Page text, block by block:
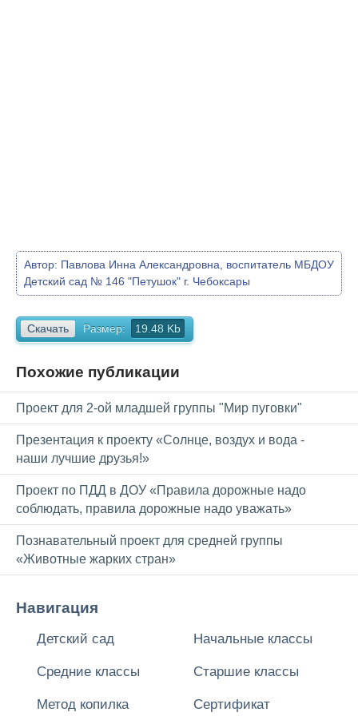
Автор: Павлова Инна Александровна, воспитатель МБДОУ
Детский сад № 146 "Петушок" г. Чебоксары
Скачать Размер: 19.48 Kb
Похожие публикации
Проект для 2-ой младшей группы "Мир пуговки"
Презентация к проекту «Солнце, воздух и вода -
наши лучшие друзья!»
Проект по ПДД в ДОУ «Правила дорожные надо
соблюдать, правила дорожные надо уважать»
Познавательный проект для средней группы
«Животные жарких стран»
Навигация
Детский сад Начальные классы
Средние классы Старшие классы
Метод копилка Сертификат